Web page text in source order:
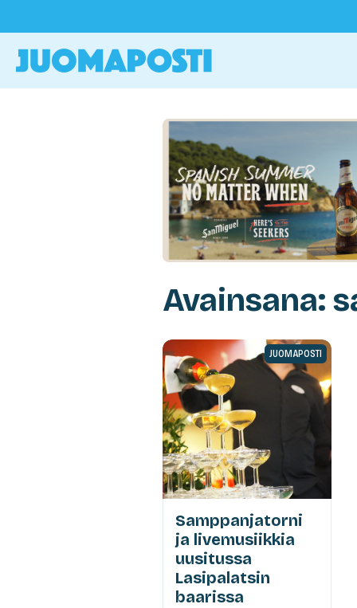
Avainsana:
JUOMAPOSTI
Samppanjatorni
ja livemusiikkia
uusitussa
Lasipalatsin
baarissa